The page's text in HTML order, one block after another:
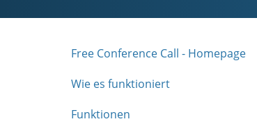
Free Conference Call - Homepage
Wie es funktioniert
Funktionen